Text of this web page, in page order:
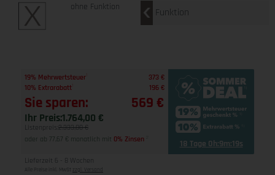
ohne Funktion Funktion
19% Mehrwertsteuer
373 €
10% Extrarabatt
196 €
Sie sparen: 569 €
Ihr Preis:1.764,00 €
Listenpreis: 2.333,00 €
oder ab 77,67 € monatlich mit 0% Zinsen 18 Tage 0h:9m:18s
Lieferzeit 6 - 8 Wochen
Alle Preise inkl. MwSt zzgl. Versand